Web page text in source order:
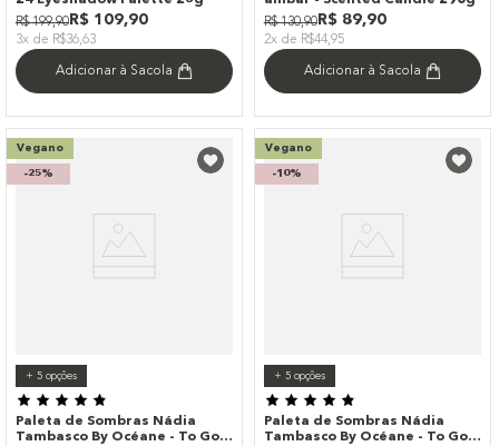
R$ 199,90R$ 109,90
3x de R$36,63
Adicionar à Sacola
R$ 130,90R$ 89,90
2x de R$44,95
Adicionar à Sacola
Vegano
-25%
+ 5opções
Paleta de Sombras Nádia
Tambasco By Océane - To Go
Vegano
-10%
+ 5opções
Paleta de Sombras Nádia
Tambasco By Océane - To Go